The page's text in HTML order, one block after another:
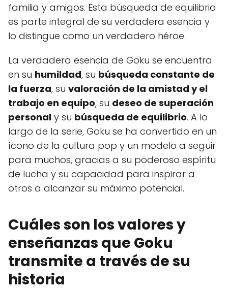
familia y amigos. Esta búsqueda de equilibrio
es parte integral de su verdadera esencia y
lo distingue como un verdadero héroe.
La verdadera esencia de Goku se encuentra
en su humildad, su búsqueda constante de
la fuerza, su valoración de la amistad y el
trabajo en equipo, su deseo de superación
personal y su búsqueda de equilibrio. A lo
largo de la serie, Goku se ha convertido en un
ícono de la cultura pop y un modelo a seguir
para muchos, gracias a su poderoso espíritu
de lucha y su capacidad para inspirar a
otros a alcanzar su máximo potencial.
Cuáles son los valores y
enseñanzas que Goku
transmite a través de su
historia